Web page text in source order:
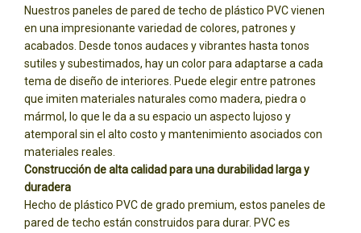
Nuestros paneles de pared de techo de plástico PVC vienen
en una impresionante variedad de colores, patrones y
acabados. Desde tonos audaces y vibrantes hasta tonos
sutiles y subestimados, hay un color para adaptarse a cada
tema de diseño de interiores. Puede elegir entre patrones
que imiten materiales naturales como madera, piedra o
mármol, lo que le da a su espacio un aspecto lujoso y
atemporal sin el alto costo y mantenimiento asociados con
materiales reales.
Construcción de alta calidad para una durabilidad larga y
duradera
Hecho de plástico PVC de grado premium, estos paneles de
pared de techo están construidos para durar. PVC es